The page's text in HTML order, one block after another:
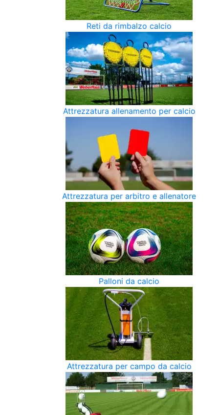
Reti da rimbalzo calcio
Attrezzatura allenamento per calcio
Attrezzatura per arbitro e allenatore
Palloni da calcio
Attrezzatura per campo da calcio